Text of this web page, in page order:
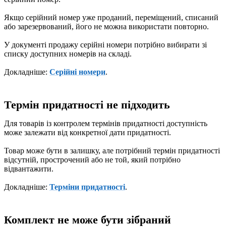
Якщо серійний номер уже проданий, переміщений, списаний
або зарезервований, його не можна використати повторно.
У документі продажу серійні номери потрібно вибирати зі
списку доступних номерів на складі.
Докладніше: Серійні номери.
Термін придатності не підходить
Для товарів із контролем термінів придатності доступність
може залежати від конкретної дати придатності.
Товар може бути в залишку, але потрібний термін придатності
відсутній, прострочений або не той, який потрібно
відвантажити.
Докладніше: Терміни придатності.
Комплект не може бути зібраний